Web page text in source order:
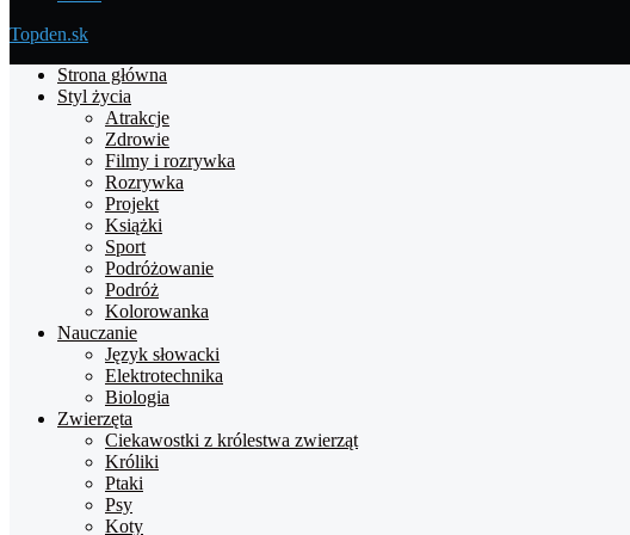
Topden.sk
Strona główna
Styl życia
Atrakcje
Zdrowie
Filmy i rozrywka
Rozrywka
Projekt
Książki
Sport
Podróżowanie
Podróż
Kolorowanka
Nauczanie
Język słowacki
Elektrotechnika
Biologia
Zwierzęta
Ciekawostki z królestwa zwierząt
Króliki
Ptaki
Psy
Koty